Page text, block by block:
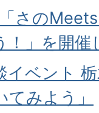
さの
！」を開催
イベント
みよう」